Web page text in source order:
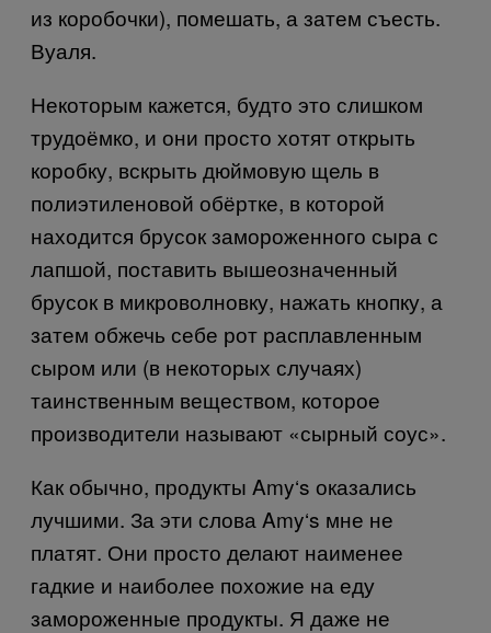
из коробочки), помешать, а затем съесть.
Вуаля.
Некоторым кажется, будто это слишком
трудоёмко, и они просто хотят открыть
коробку, вскрыть дюймовую щель в
полиэтиленовой обёртке, в которой
находится брусок замороженного сыра с
лапшой, поставить вышеозначенный
брусок в микроволновку, нажать кнопку, а
затем обжечь себе рот расплавленным
сыром или (в некоторых случаях)
таинственным веществом, которое
производители называют «сырный соус».
Как обычно, продукты Amy‘s оказались
лучшими. За эти слова Amy‘s мне не
платят. Они просто делают наименее
гадкие и наиболее похожие на еду
замороженные продукты. Я даже не